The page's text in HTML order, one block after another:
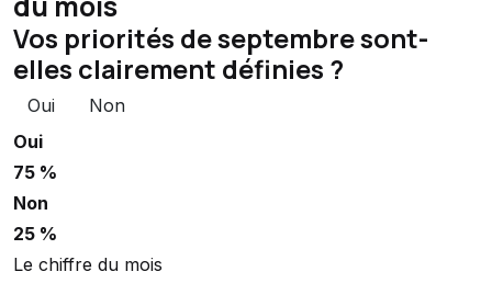
Vos priorités de septembre sont-
elles clairement définies ?
Oui
Non
Oui
75 %
Non
25 %
Le chiffre du mois